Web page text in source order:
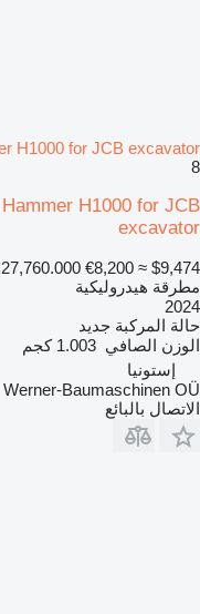
H1000 for JCB excavator
8
H1000 for JCB
excavator
€8,200 ≈ $9,474
مطرقة هيدروليكية
2024
حالة المركبة جديد
الوزن الصافي 1.003 كجم
إستونيا
Werner-Baumaschinen OÜ
الاتصال بالبائع